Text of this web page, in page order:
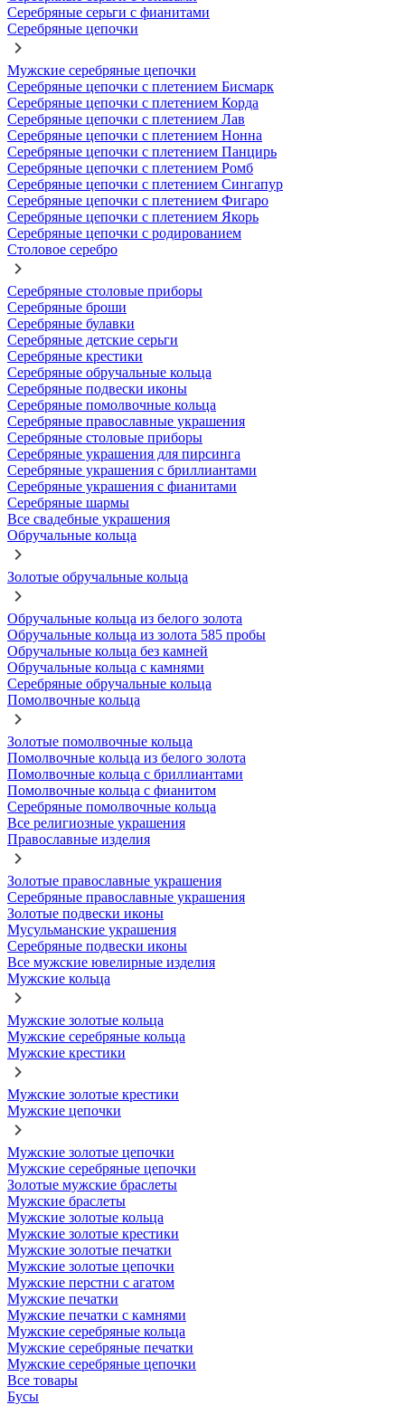
Серебряные серьги с фианитами
Серебряные цепочки
Мужские серебряные цепочки
Серебряные цепочки с плетением Бисмарк
Серебряные цепочки с плетением Корда
Серебряные цепочки с плетением Лав
Серебряные цепочки с плетением Нонна
Серебряные цепочки с плетением Панцирь
Серебряные цепочки с плетением Ромб
Серебряные цепочки с плетением Сингапур
Серебряные цепочки с плетением Фигаро
Серебряные цепочки с плетением Якорь
Серебряные цепочки с родированием
Столовое серебро
Серебряные столовые приборы
Серебряные броши
Серебряные булавки
Серебряные детские серьги
Серебряные крестики
Серебряные обручальные кольца
Серебряные подвески иконы
Серебряные помолвочные кольца
Серебряные православные украшения
Серебряные столовые приборы
Серебряные украшения для пирсинга
Серебряные украшения с бриллиантами
Серебряные украшения с фианитами
Серебряные шармы
Все свадебные украшения
Обручальные кольца
Золотые обручальные кольца
Обручальные кольца из белого золота
Обручальные кольца из золота 585 пробы
Обручальные кольца без камней
Обручальные кольца с камнями
Серебряные обручальные кольца
Помолвочные кольца
Золотые помолвочные кольца
Помолвочные кольца из белого золота
Помолвочные кольца с бриллиантами
Помолвочные кольца с фианитом
Серебряные помолвочные кольца
Все религиозные украшения
Православные изделия
Золотые православные украшения
Серебряные православные украшения
Золотые подвески иконы
Мусульманские украшения
Серебряные подвески иконы
Все мужские ювелирные изделия
Мужские кольца
Мужские золотые кольца
Мужские серебряные кольца
Мужские крестики
Мужские золотые крестики
Мужские цепочки
Мужские золотые цепочки
Мужские серебряные цепочки
Золотые мужские браслеты
Мужские браслеты
Мужские золотые кольца
Мужские золотые крестики
Мужские золотые печатки
Мужские золотые цепочки
Мужские перстни с агатом
Мужские печатки
Мужские печатки с камнями
Мужские серебряные кольца
Мужские серебряные печатки
Мужские серебряные цепочки
Все товары
Бусы